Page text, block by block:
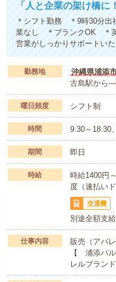
「人と企業の架け橋
＊シフト勤務 ＊9時30分
業なし ＊ブランクOK ＊
営業がしっかりサポートい
勤務地
沖縄県浦添
古島駅から
曜日頻度 シフト制
時間 9:30～18:30
期間 即日
時給
時給1400円
度（速払い
交通費
別途全額支給
仕事内容
販売（アパ
【 浦添パ
レルブラン